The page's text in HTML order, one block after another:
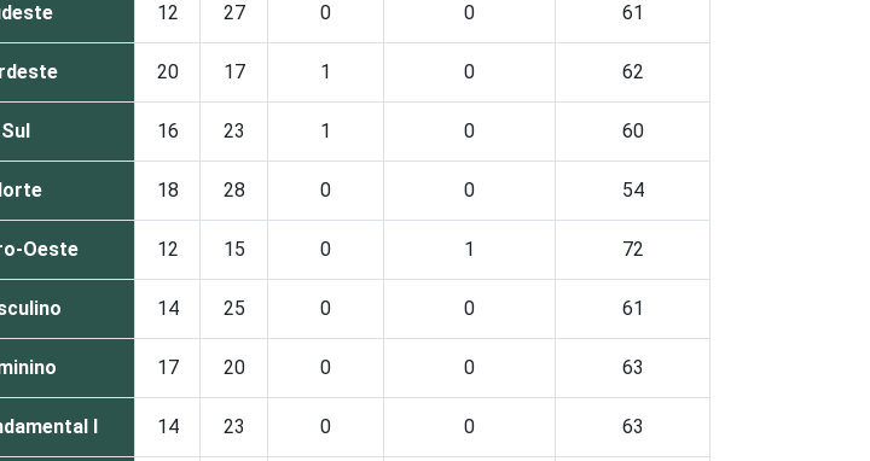
12 27 0 0 61
20 17 1 0 62
Sul 16 23 1 0 60
18 28 0 0 54
Oeste 12 15 0 1 72
14 25 0 0 61
17 20 0 0 63
I 14 23 0 0 63